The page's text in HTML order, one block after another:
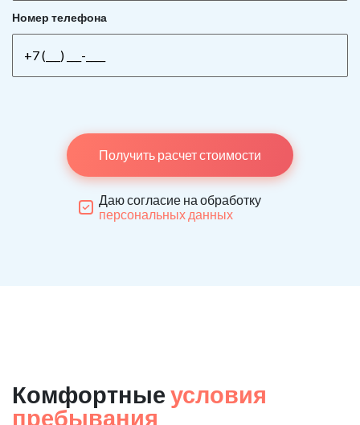
Номер телефона
Получить расчет стоимости
Даю согласие на обработку
персональных данных
Комфортные условия
пребывания